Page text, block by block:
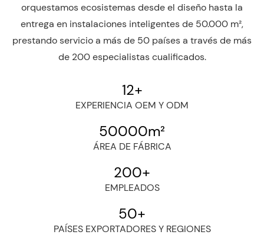
orquestamos ecosistemas desde el diseño hasta la
entrega en instalaciones inteligentes de 50.000 m²,
prestando servicio a más de 50 países a través de más
de 200 especialistas cualificados.
12+
EXPERIENCIA OEM Y ODM
50000m²
ÁREA DE FÁBRICA
200+
EMPLEADOS
50+
PAÍSES EXPORTADORES Y REGIONES